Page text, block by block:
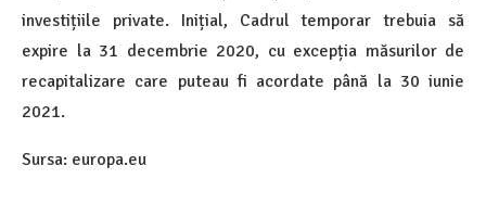
investițiile private. Inițial, Cadrul temporar trebuia să
expire la 31 decembrie 2020, cu excepția măsurilor de
recapitalizare care puteau fi acordate până la 30 iunie
2021.
Sursa: europa.eu